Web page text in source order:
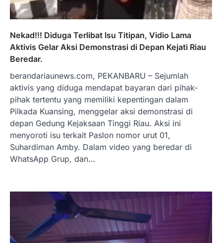
Nekad!!! Diduga Terlibat Isu Titipan, Vidio Lama
Aktivis Gelar Aksi Demonstrasi di Depan Kejati Riau
Beredar.
berandariaunews.com, PEKANBARU – Sejumlah
aktivis yang diduga mendapat bayaran dari pihak-
pihak tertentu yang memiliki kepentingan dalam
Pilkada Kuansing, menggelar aksi demonstrasi di
depan Gedung Kejaksaan Tinggi Riau. Aksi ini
menyoroti isu terkait Paslon nomor urut 01,
Suhardiman Amby. Dalam video yang beredar di
WhatsApp Grup, dan…